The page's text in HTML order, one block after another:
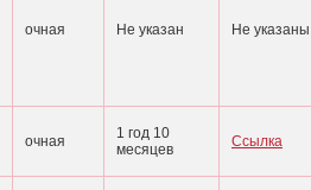
очная Не указан Не указаны
очная
1 год 10
месяцев
Ссылка